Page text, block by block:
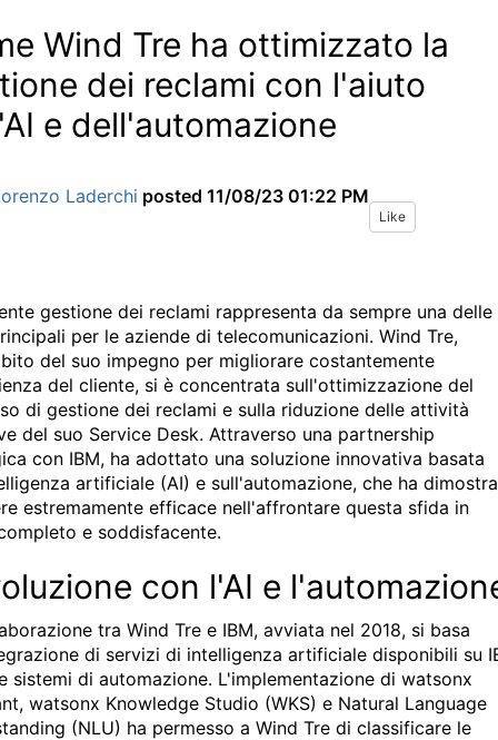
Wind Tre ha ottimizzato la
dei reclami con l'aiuto
e dell'automazione
Laderchi posted 11/08/23 01:22 PM
Like
gestione dei reclami rappresenta da sempre una delle
per le aziende di telecomunicazioni. Wind Tre,
del suo impegno per migliorare costantemente
del cliente, si è concentrata sull'ottimizzazione del
di gestione dei reclami e sulla riduzione delle attività
del suo Service Desk. Attraverso una partnership
con IBM, ha adottato una soluzione innovativa basata
artificiale (AI) e sull'automazione, che ha
estremamente efficace nell'affrontare questa sfida in
e soddisfacente.
con l'AI e
tra Wind Tre e IBM, avviata nel 2018, si basa
di servizi di intelligenza artificiale disponibili su
sistemi di automazione. L'implementazione di watsonx
watsonx Knowledge Studio (WKS) e Natural Language
(NLU) ha permesso a Wind Tre di classificare le